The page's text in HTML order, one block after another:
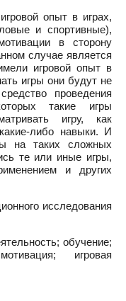
опыт в играх,
и спортивные),
в сторону
случае является
игровой опыт в
игры они будут не
проведения
такие игры
игру, как
либо навыки. И
на таких сложных
те или иные игры,
и других
исследования
обучение;
игровая